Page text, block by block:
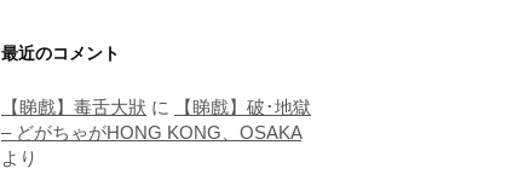
最近のコメント
【睇戲】毒舌大狀 に
【睇戲】破･地獄
– どがちゃがHONG KONG、OSAKA
より